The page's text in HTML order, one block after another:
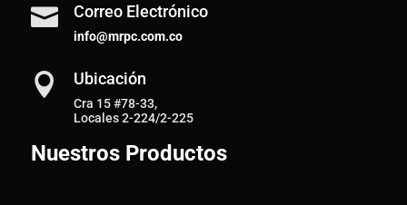
 Correo Electrónico
info@mrpc.com.co
 Ubicación
Cra 15 #78-33,
Locales 2-224/2-225
Nuestros Productos